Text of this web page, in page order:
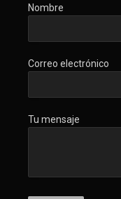
Nombre
Correo electrónico
Tu mensaje